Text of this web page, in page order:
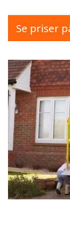
Se priser